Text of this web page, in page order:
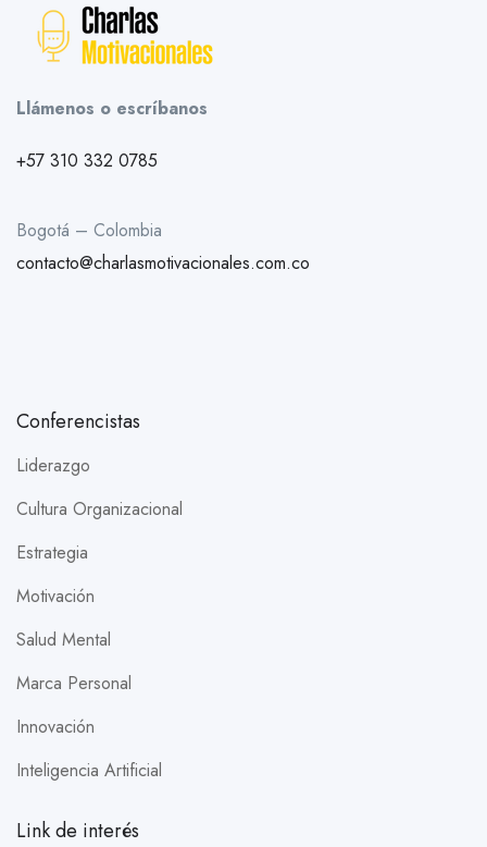
Llámenos o escríbanos
+57 310 332 0785
Bogotá – Colombia
contacto@charlasmotivacionales.com.co
Conferencistas
Liderazgo
Cultura Organizacional
Estrategia
Motivación
Salud Mental
Marca Personal
Innovación
Inteligencia Artificial
Link de interés